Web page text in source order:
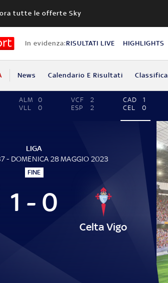
tutte le offerte Sky
In evidenza:RISULTATI LIVE HIGHLIGHTS
News Calendario E Risultati Classifica
ALM
0
VLL
0
VCF
2
ESP
2
CAD
1
CEL
0
LIGA
- DOMENICA 28 MAGGIO 2023
FINE
1 - 0
Celta Vigo